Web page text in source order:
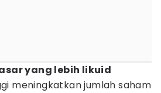
yang lebih likuid
meningkatkan jumlah saham